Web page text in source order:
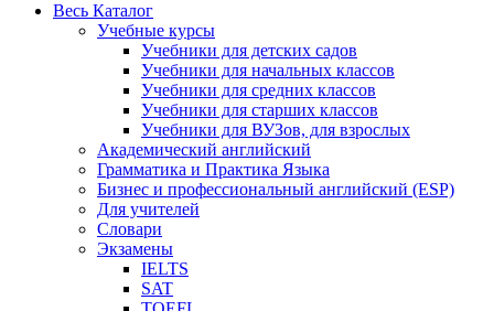
Весь Каталог
Учебные курсы
Учебники для детских садов
Учебники для начальных классов
Учебники для средних классов
Учебники для старших классов
Учебники для ВУЗов, для взрослых
Академический английский
Грамматика и Практика Языка
Бизнес и профессиональный английский (ESP)
Для учителей
Словари
Экзамены
IELTS
SAT